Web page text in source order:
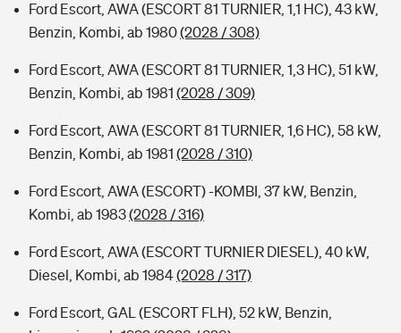
Ford Escort, AWA (ESCORT 81 TURNIER, 1,1 HC), 43 kW,
Benzin, Kombi, ab 1980(2028 / 308)
Ford Escort, AWA (ESCORT 81 TURNIER, 1,3 HC), 51 kW,
Benzin, Kombi, ab 1981 (2028 / 309)
Ford Escort, AWA (ESCORT 81 TURNIER, 1,6 HC), 58 kW,
Benzin, Kombi, ab 1981 (2028 / 310)
Ford Escort, AWA (ESCORT) -KOMBI, 37 kW, Benzin,
Kombi, ab 1983(2028 / 316)
Ford Escort, AWA (ESCORT TURNIER DIESEL), 40 kW,
Diesel, Kombi, ab 1984(2028 / 317)
Ford Escort, GAL (ESCORT FLH), 52 kW, Benzin,